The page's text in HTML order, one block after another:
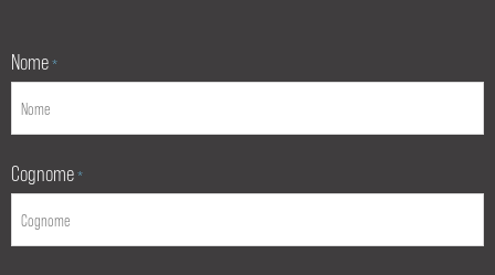
Nome *
Cognome *